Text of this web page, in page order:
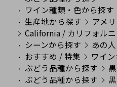
ワイン種類・色から探す
生産地から探す
アメ
California / カリフォル
シーンから探す
あの
おすすめ / 特集
ワイ
ぶどう品種から探す
ぶどう品種から探す